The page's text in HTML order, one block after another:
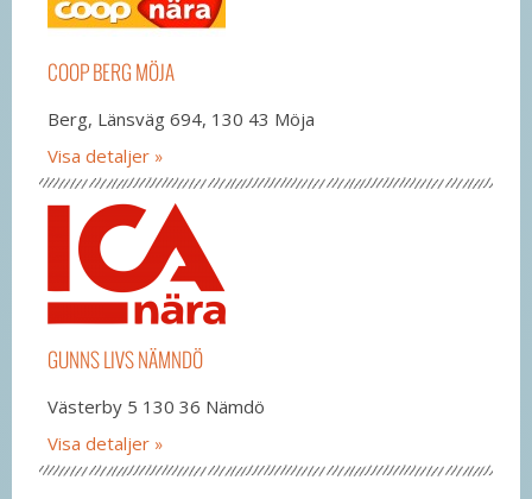
COOP BERG MÖJA
Berg, Länsväg 694, 130 43 Möja
Visa detaljer
GUNNS LIVS NÄMNDÖ
Västerby 5 130 36 Nämdö
Visa detaljer